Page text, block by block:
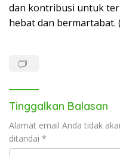
dan kontribusi untuk
hebat dan bermartabat.
Tinggalkan Balasan
Alamat email Anda tidak
ditandai *